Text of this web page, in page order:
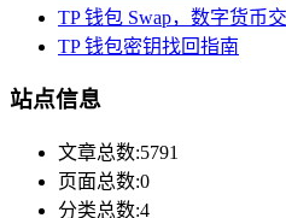
TP 钱包 Swap，数字货币
TP 钱包密钥找回指南
站点信息
文章总数:5791
页面总数:0
分类总数:4